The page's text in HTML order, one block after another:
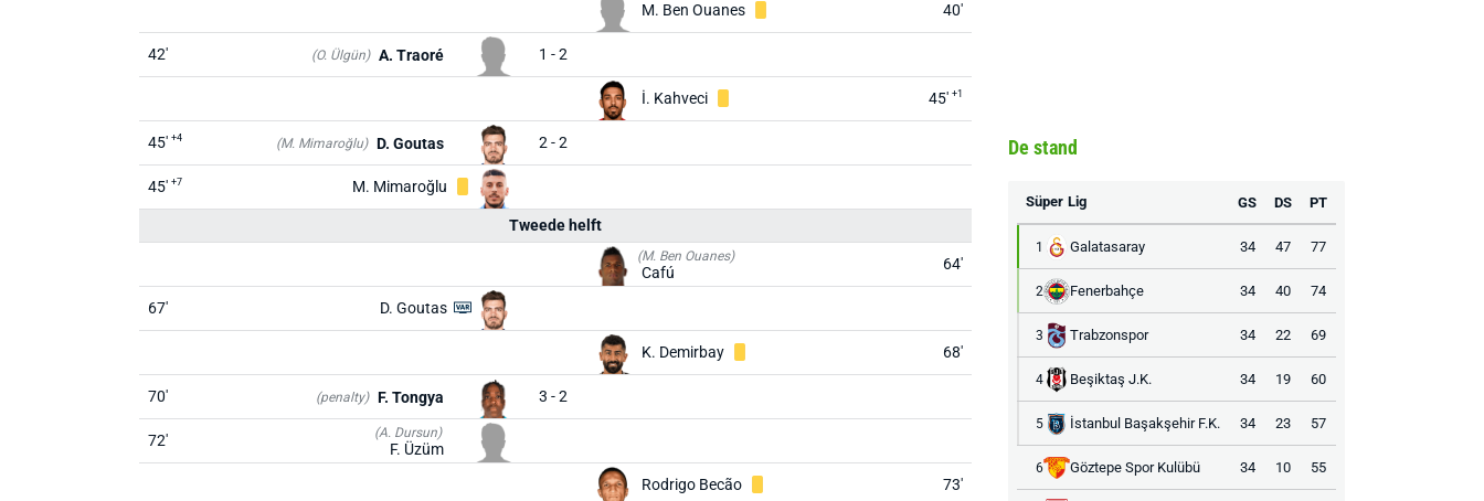
M. Ben Ouanes 40'
42' (O. Ülgün) A. Traoré 1 - 2
İ. Kahveci 45' +1
45' +4 (M. Mimaroğlu) D. Goutas 2 - 2
45' +7 M. Mimaroğlu
Tweede helft
(M. Ben Ouanes)
Cafú 64'
67' D. Goutas
K. Demirbay 68'
70' (penalty) F. Tongya 3 - 2
72' (A. Dursun)
F. Üzüm
Rodrigo Becão
73'
De stand
Süper Lig GS DS PT
1 Galatasaray 34 47 77
2 Fenerbahçe 34 40 74
3 Trabzonspor 34 22 69
4 Beşiktaş J.K. 34 19 60
5 İstanbul Başakşehir F.K. 34 23 57
6 Göztepe Spor Kulübü 34 10 55